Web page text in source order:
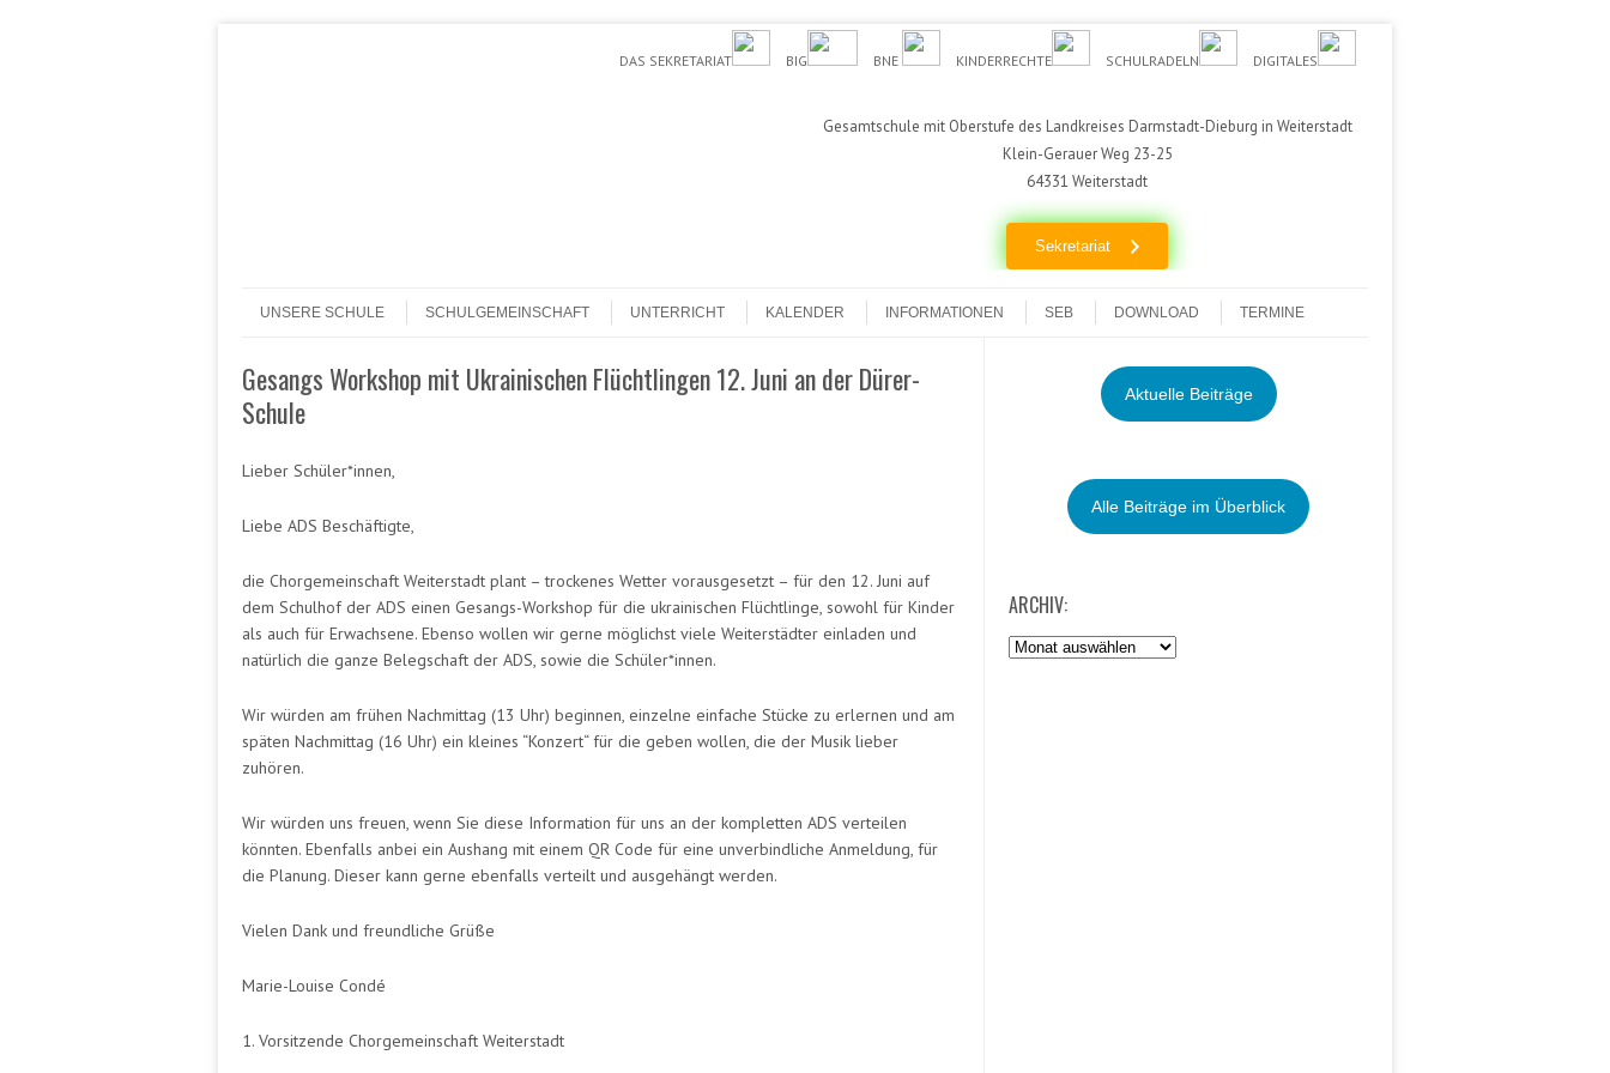
DAS SEKRETARIAT
BIG BNE KINDERRECHTE SCHULRADELN DIGITALES
Gesamtschule mit Oberstufe des Landkreises Darmstadt-Dieburg in Weiterstadt
Klein-Gerauer Weg 23-25
64331 Weiterstadt
Sekretariat
Menü
UNSERE SCHULE
SCHULGEMEINSCHAFT UNTERRICHT KALENDER INFORMATIONEN SEB DOWNLOAD TERMINE
Gesangs Workshop mit Ukrainischen Flüchtlingen 12. Juni an der Dürer-
Schule
Lieber Schüler*innen,
Liebe ADS Beschäftigte,
die Chorgemeinschaft Weiterstadt plant – trockenes Wetter vorausgesetzt – für den 12. Juni auf
dem Schulhof der ADS einen Gesangs-Workshop für die ukrainischen Flüchtlinge, sowohl für Kinder
als auch für Erwachsene. Ebenso wollen wir gerne möglichst viele Weiterstädter einladen und
natürlich die ganze Belegschaft der ADS, sowie die Schüler*innen.
Wir würden am frühen Nachmittag (13 Uhr) beginnen, einzelne einfache Stücke zu erlernen und am
späten Nachmittag (16 Uhr) ein kleines “Konzert“ für die geben wollen, die der Musik lieber
zuhören.
Wir würden uns freuen, wenn Sie diese Information für uns an der kompletten ADS verteilen
könnten. Ebenfalls anbei ein Aushang mit einem QR Code für eine unverbindliche Anmeldung, für
die Planung. Dieser kann gerne ebenfalls verteilt und ausgehängt werden.
Vielen Dank und freundliche Grüße
Marie-Louise Condé
1. Vorsitzende Chorgemeinschaft Weiterstadt
Aktuelle Beiträge
Alle Beiträge im Überblick
ARCHIV:
Archiv: